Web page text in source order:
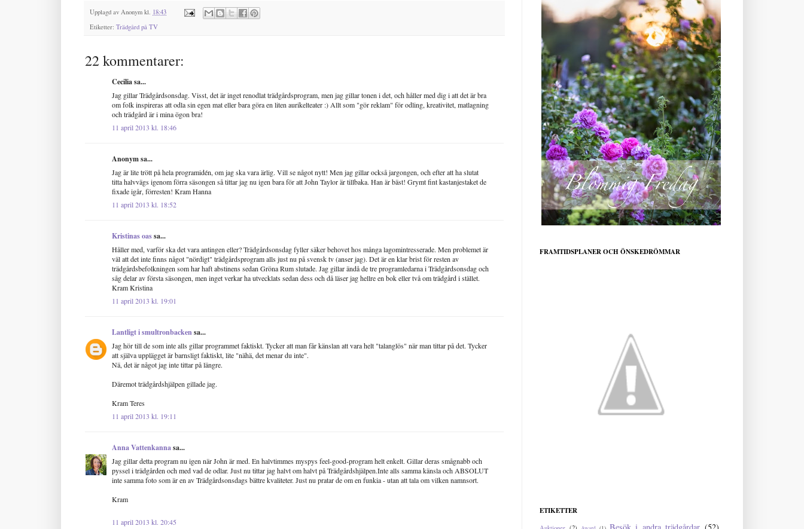
Upplagd av Anonym kl. 18:43
Etiketter: Trädgård på TV
22 kommentarer:
Cecilia sa...
Jag gillar Trädgårdsonsdag. Visst, det är inget renodlat trädgårdsprogram, men jag gillar tonen i det, och håller med dig i att det är bra
om folk inspireras att odla sin egen mat eller bara göra en liten aurikelteater :) Allt som "gör reklam" för odling, kreativitet, matlagning
och trädgård är i mina ögon bra!
11 april 2013 kl. 18:46
Anonym sa...
Jag är lite trött på hela programidén, om jag ska vara ärlig. Vill se något nytt! Men jag gillar också jargongen, och efter att ha slutat
titta halvvägs igenom förra säsongen så tittar jag nu igen bara för att John Taylor är tillbaka. Han är bäst! Grymt fint kastanjestaket de
fixade igår, förresten! Kram Hanna
11 april 2013 kl. 18:52
Kristinas oassa...
Håller med, varför ska det vara antingen eller? Trädgårdsonsdag fyller säker behovet hos många lagomintresserade. Men problemet är
väl att det inte finns något "nördigt" trädgårdsprogram alls just nu på svensk tv (anser jag). Det är en klar brist för resten av
trädgårdsbefolkningen som har haft abstinens sedan Gröna Rum slutade. Jag gillar ändå de tre programledarna i Trädgårdsonsdag och
såg delar av första säsongen, men inget verkar ha utvecklats sedan dess och då läser jag hellre en bok eller två om trädgård i stället.
Kram Kristina
11 april 2013 kl. 19:01
Lantligt i smultronbackensa...
Jag hör till de som inte alls gillar programmet faktiskt. Tycker att man får känslan att vara helt "talanglös" när man tittar på det. Tycker
att själva upplägget är barnsligt faktiskt, lite "nähä, det menar du inte".
Nä, det är något jag inte tittar på längre.
Däremot trädgårdshjälpen gillade jag.
Kram Teres
11 april 2013 kl. 19:11
Anna Vattenkannasa...
Jag gillar detta program nu igen när John är med. En halvtimmes myspys feel-good-program helt enkelt. Gillar deras smågnabb och
pyssel i trädgården och med vad de odlar. Just nu tittar jag halvt om halvt på Trädgårdshjälpen.Inte alls samma känsla och ABSOLUT
inte samma foto som är en av Trädgårdsonsdags bättre kvaliteter. Just nu pratar de om en funkia - utan att tala om vilken namnsort.
Kram
11 april 2013 kl. 20:45
FRAMTIDSPLANER OCH ÖNSKEDRÖMMAR
ETIKETTER